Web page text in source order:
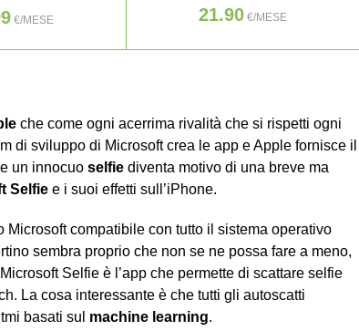
€/MESE 21.90 €/MESE
che come ogni acerrima rivalità che si rispetti ogni
di sviluppo di Microsoft crea le app e Apple fornisce il
un innocuo selfie diventa motivo di una breve ma
Selfie e i suoi effetti sull’iPhone.
Microsoft compatibile con tutto il sistema operativo
sembra proprio che non se ne possa fare a meno,
Selfie è l’app che permette di scattare selfie
La cosa interessante è che tutti gli autoscatti
basati sul machine learning.